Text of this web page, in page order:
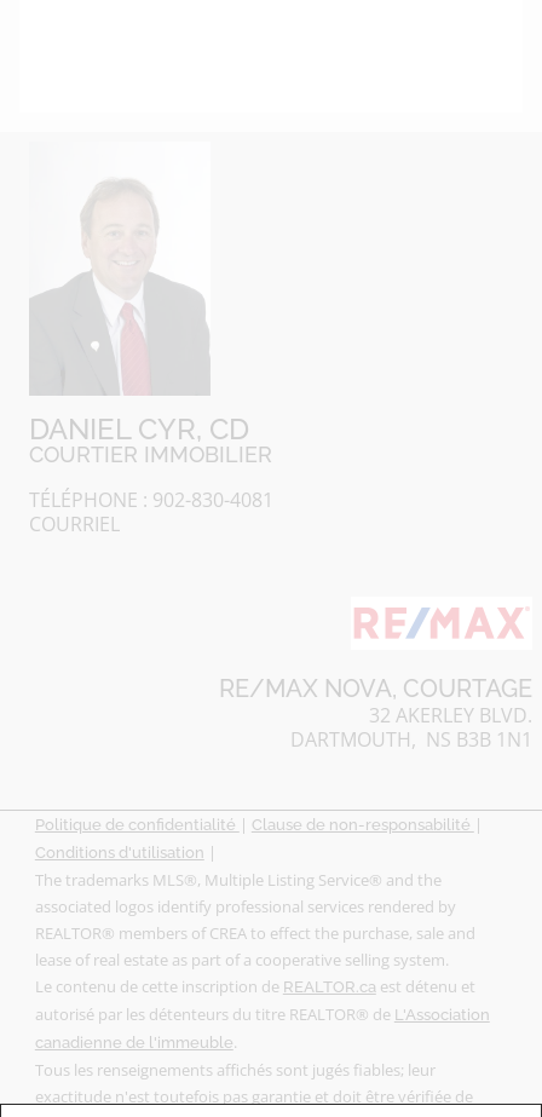
DANIEL CYR, CD
COURTIER IMMOBILIER
TÉLÉPHONE : 902-830-4081
COURRIEL
RE/MAX NOVA, COURTAGE
32 AKERLEY BLVD.
DARTMOUTH, NS B3B 1N1
Politique de confidentialité | Clause de non-responsabilité |
Conditions d'utilisation |
The trademarks MLS®, Multiple Listing Service® and the
associated logos identify professional services rendered by
REALTOR® members of CREA to effect the purchase, sale and
lease of real estate as part of a cooperative selling system.
Le contenu de cette inscription de REALTOR.caest détenu et
autorisé par les détenteurs du titre REALTOR® de L'Association
canadienne de l'immeuble.
Tous les renseignements affichés sont jugés fiables; leur
exactitude n'est toutefois pas garantie et doit être vérifiée de